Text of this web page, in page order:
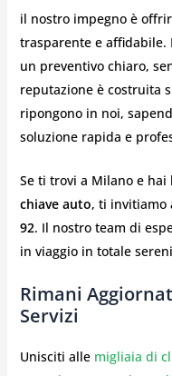
il nostro impegno è
trasparente e
un preventivo chiaro,
reputazione è costruita
ripongono in noi,
soluzione rapida e
Se ti trovi a Milano e
chiave auto, ti invitiamo
92. Il nostro team di
in viaggio in totale
Rimani
Servizi
Unisciti alle migliaia di